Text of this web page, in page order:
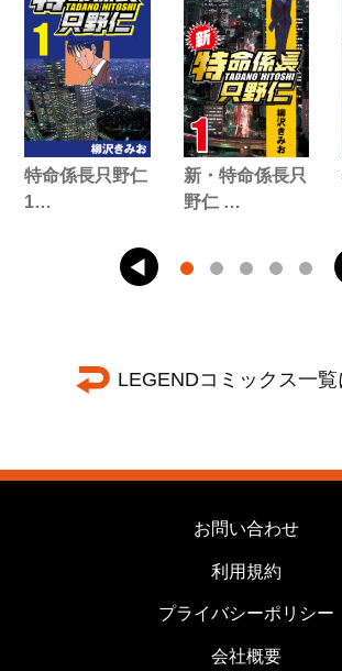
特命係長只野仁
1…
新・特命係長只
野仁 …
LEGENDコミックス一覧
お問い合わせ
利用規約
プライバシーポリシー
会社概要